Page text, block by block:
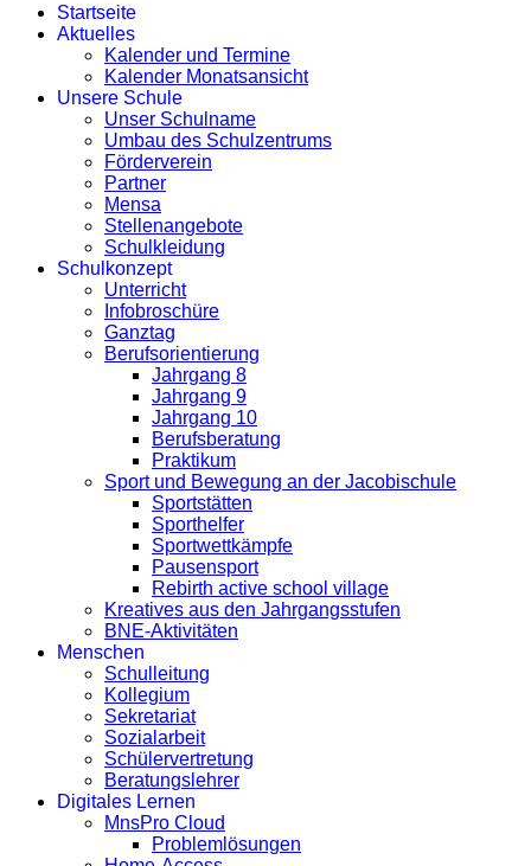
Startseite
Aktuelles
Kalender und Termine
Kalender Monatsansicht
Unsere Schule
Unser Schulname
Umbau des Schulzentrums
Förderverein
Partner
Mensa
Stellenangebote
Schulkleidung
Schulkonzept
Unterricht
Infobroschüre
Ganztag
Berufsorientierung
Jahrgang 8
Jahrgang 9
Jahrgang 10
Berufsberatung
Praktikum
Sport und Bewegung an der Jacobischule
Sportstätten
Sporthelfer
Sportwettkämpfe
Pausensport
Rebirth active school village
Kreatives aus den Jahrgangsstufen
BNE-Aktivitäten
Menschen
Schulleitung
Kollegium
Sekretariat
Sozialarbeit
Schülervertretung
Beratungslehrer
Digitales Lernen
MnsPro Cloud
Problemlösungen